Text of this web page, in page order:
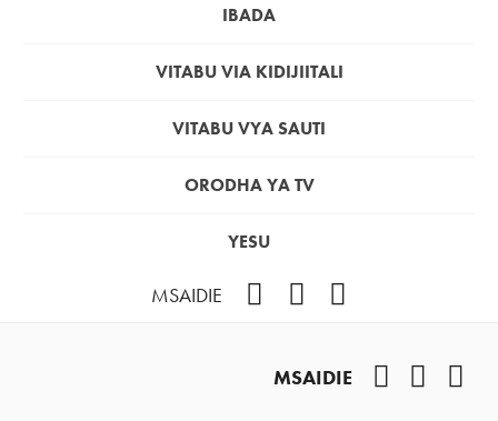
IBADA
VITABU VIA KIDIJIITALI
VITABU VYA SAUTI
ORODHA YA TV
YESU
MSAIDIE
MSAIDIE